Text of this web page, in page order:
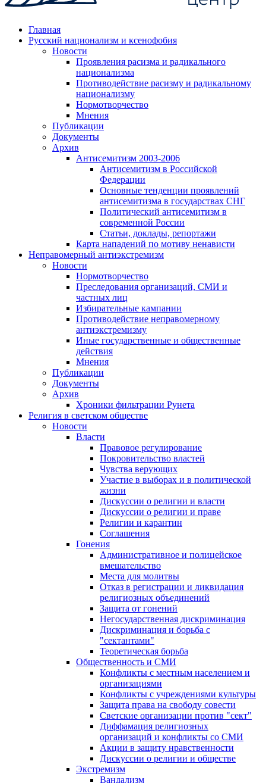
Главная
Русский национализм и ксенофобия
Новости
Проявления расизма и радикального
национализма
Противодействие расизму и радикальному
национализму
Нормотворчество
Мнения
Публикации
Документы
Архив
Антисемитизм 2003-2006
Антисемитизм в Российской
Федерации
Основные тенденции проявлений
антисемитизма в государствах СНГ
Политический антисемитизм в
современной России
Статьи, доклады, репортажи
Карта нападений по мотиву ненависти
Неправомерный антиэкстремизм
Новости
Нормотворчество
Преследования организаций, СМИ и
частных лиц
Избирательные кампании
Противодействие неправомерному
антиэкстремизму
Иные государственные и общественные
действия
Мнения
Публикации
Документы
Архив
Хроники фильтрации Рунета
Религия в светском обществе
Новости
Власти
Правовое регулирование
Покровительство властей
Чувства верующих
Участие в выборах и в политической
жизни
Дискуссии о религии и власти
Дискуссии о религии и праве
Религии и карантин
Соглашения
Гонения
Административное и полицейское
вмешательство
Места для молитвы
Отказ в регистрации и ликвидация
религиозных объединений
Защита от гонений
Негосударственная дискриминация
Дискриминация и борьба с
"сектантами"
Теоретическая борьба
Общественность и СМИ
Конфликты с местным населением и
организациями
Конфликты с учреждениями культуры
Защита права на свободу совести
Светские организации против "сект"
Диффамация религиозных
организаций и конфликты со СМИ
Акции в защиту нравственности
Дискуссии о религии и обществе
Экстремизм
Вандализм